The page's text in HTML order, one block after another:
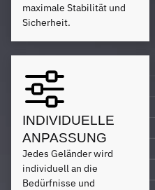
maximale Stabilität und
Sicherheit.
INDIVIDUELLE
ANPASSUNG
Jedes Geländer wird
individuell an die
Bedürfnisse und